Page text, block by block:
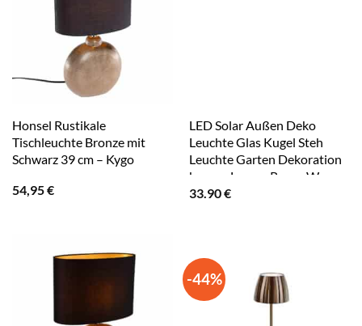
Honsel Rustikale
Tischleuchte Bronze mit
Schwarz 39 cm – Kygo
54,95€
LED Solar Außen Deko
Leuchte Glas Kugel Steh
Leuchte Garten Dekoration
bronze Lampe Rasen Weg
Beleuchtung
33.90€
-44%